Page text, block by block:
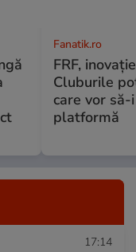
Fanatik.ro
FRF,
Cluburile
care vor
platformă
17:14